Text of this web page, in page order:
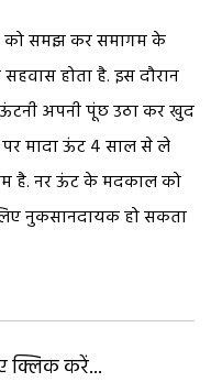
को समझ कर समागम के
होता है. इस दौरान
अपनी पूंछ उठा कर खुद
मादा ऊंट 4 साल से ले
है. नर ऊंट के मदकाल को
नुकसानदायक हो सकता
क्लिक करें...